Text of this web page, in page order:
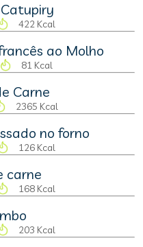
422 Kcal
ao Molho
81 Kcal
Carne
2365 Kcal
no forno
126 Kcal
carne
168 Kcal
203 Kcal